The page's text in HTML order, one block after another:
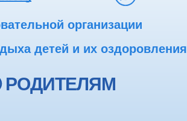
организации
детей и их оздоровления
РОДИТЕЛЯМ